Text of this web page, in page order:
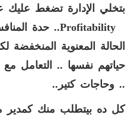
بتخلي الإدارة تضغط عليك
..Profitability حدة
الحالة المعنوية
حياتهم نفسها .. التعامل مع
.. وحاجات كتير ..
كل ده بيتطلب منك كمدير